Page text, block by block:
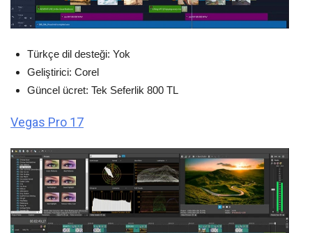
Türkçe dil desteği: Yok
Geliştirici: Corel
Güncel ücret: Tek Seferlik 800 TL
Vegas Pro 17